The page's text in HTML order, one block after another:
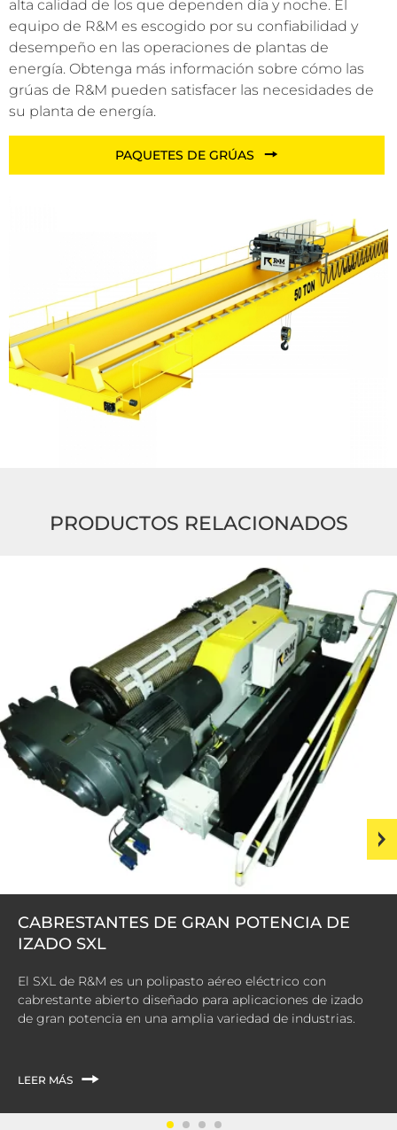
alta calidad de los que dependen día y noche. El
equipo de R&M es escogido por su confiabilidad y
desempeño en las operaciones de plantas de
energía. Obtenga más información sobre cómo las
grúas de R&M pueden satisfacer las necesidades de
su planta de energía.
PAQUETES DE GRÚAS
PRODUCTOS RELACIONADOS
CABRESTANTES DE GRAN POTENCIA DE
IZADO SXL
El SXL de R&M es un polipasto aéreo eléctrico con
cabrestante abierto diseñado para aplicaciones de izado
de gran potencia en una amplia variedad de industrias.
LEER MÁS